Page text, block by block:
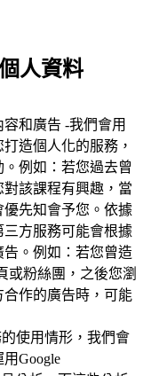
人資料
和廣告 -我們會用
造個人化的服務，
例如：若您過去曾
該課程有興趣，當
先知會予您。依據
方服務可能會根據
。例如：若您曾造
或粉絲團，之後您瀏
作的廣告時，可能
使用情形，我們會
Google